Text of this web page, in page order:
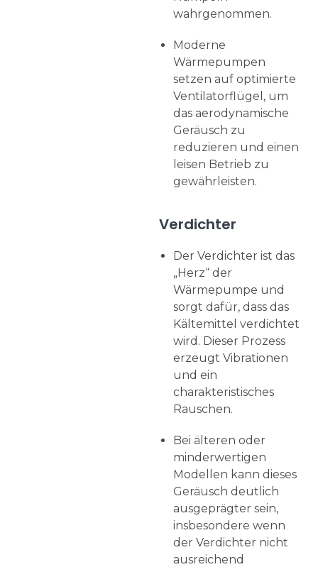
wahrgenommen.
Moderne
Wärmepumpen
setzen auf optimierte
Ventilatorflügel, um
das aerodynamische
Geräusch zu
reduzieren und einen
leisen Betrieb zu
gewährleisten.
Verdichter
Der Verdichter ist das
„Herz“ der
Wärmepumpe und
sorgt dafür, dass das
Kältemittel verdichtet
wird. Dieser Prozess
erzeugt Vibrationen
und ein
charakteristisches
Rauschen.
Bei älteren oder
minderwertigen
Modellen kann dieses
Geräusch deutlich
ausgeprägter sein,
insbesondere wenn
der Verdichter nicht
ausreichend